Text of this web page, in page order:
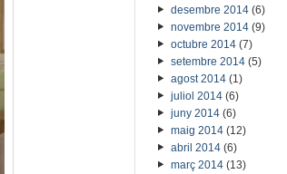
desembre 2014(6)
novembre 2014(9)
octubre 2014(7)
setembre 2014(5)
agost 2014(1)
juliol 2014(6)
juny 2014(6)
maig 2014(12)
abril 2014(6)
març 2014(13)